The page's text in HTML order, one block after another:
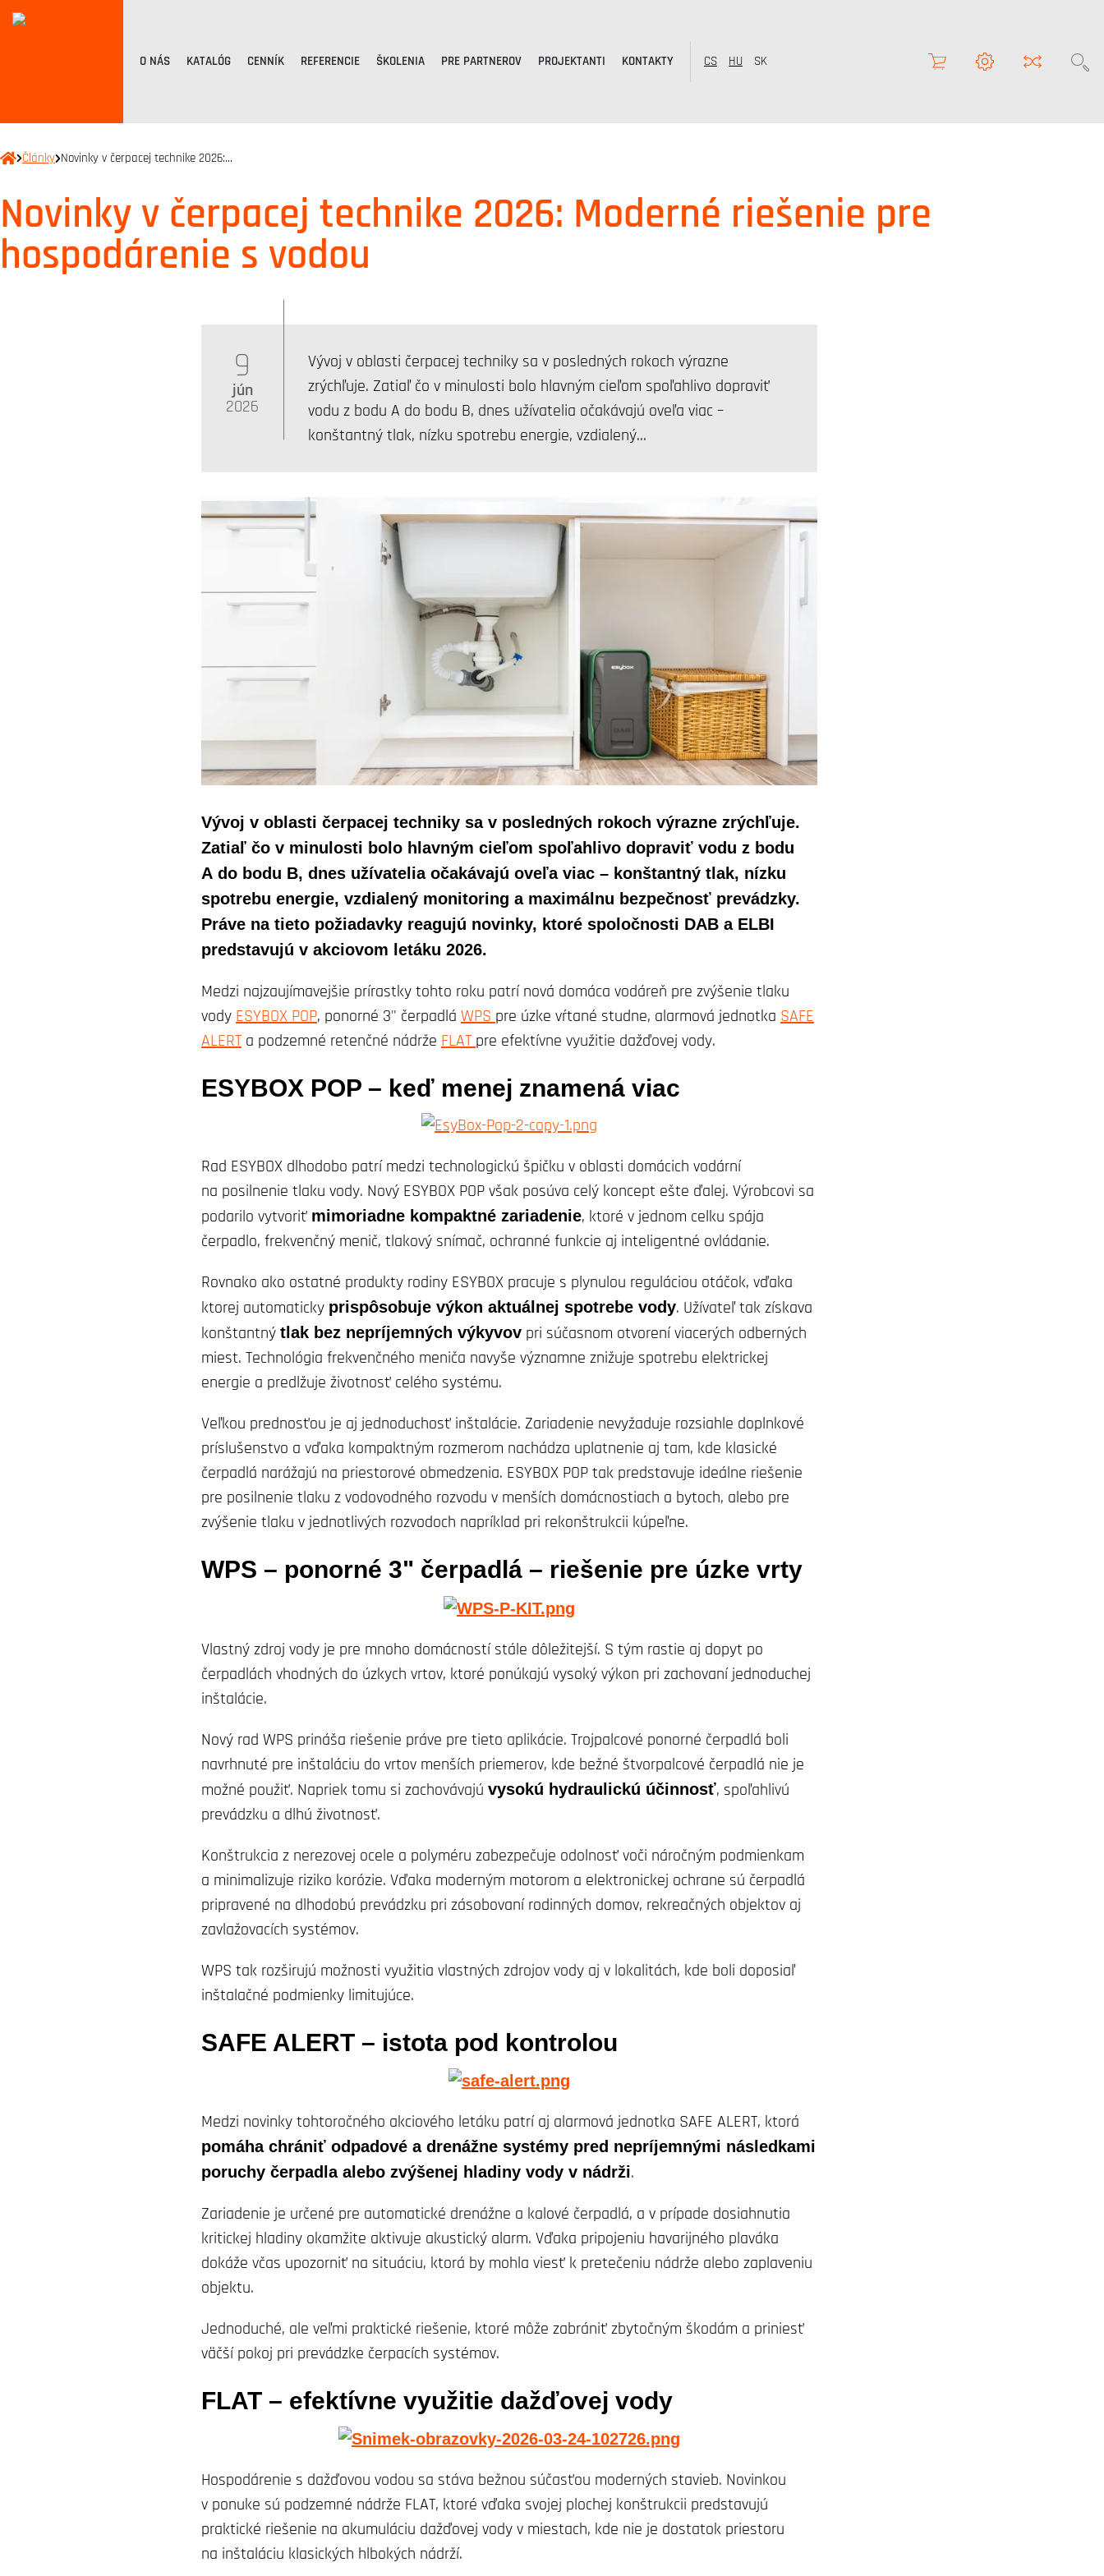
O NÁS KATALÓG CENNÍK REFERENCIE ŠKOLENIA PRE PARTNEROV PROJEKTANTI KONTAKTY CS HU SK
Články Novinky v čerpacej technike 2026:…
Novinky v čerpacej technike 2026: Moderné riešenie pre
hospodárenie s vodou
9
jún
2026
Vývoj v oblasti čerpacej techniky sa v posledných rokoch výrazne
zrýchľuje. Zatiaľ čo v minulosti bolo hlavným cieľom spoľahlivo dopraviť
vodu z bodu A do bodu B, dnes užívatelia očakávajú oveľa viac –
konštantný tlak, nízku spotrebu energie, vzdialený…
Vývoj v oblasti čerpacej techniky sa v posledných rokoch výrazne zrýchľuje.
Zatiaľ čo v minulosti bolo hlavným cieľom spoľahlivo dopraviť vodu z bodu
A do bodu B, dnes užívatelia očakávajú oveľa viac – konštantný tlak, nízku
spotrebu energie, vzdialený monitoring a maximálnu bezpečnosť prevádzky.
Práve na tieto požiadavky reagujú novinky, ktoré spoločnosti DAB a ELBI
predstavujú v akciovom letáku 2026.
Medzi najzaujímavejšie prírastky tohto roku patrí nová domáca vodáreň pre zvýšenie tlaku
vody ESYBOX POP, ponorné 3" čerpadlá WPS pre úzke vŕtané studne, alarmová jednotka SAFE
ALERT a podzemné retenčné nádrže FLAT pre efektívne využitie dažďovej vody.
ESYBOX POP – keď menej znamená viac
Rad ESYBOX dlhodobo patrí medzi technologickú špičku v oblasti domácich vodární
na posilnenie tlaku vody. Nový ESYBOX POP však posúva celý koncept ešte ďalej. Výrobcovi sa
podarilo vytvoriť mimoriadne kompaktné zariadenie, ktoré v jednom celku spája
čerpadlo, frekvenčný menič, tlakový snímač, ochranné funkcie aj inteligentné ovládanie.
Rovnako ako ostatné produkty rodiny ESYBOX pracuje s plynulou reguláciou otáčok, vďaka
ktorej automaticky prispôsobuje výkon aktuálnej spotrebe vody. Užívateľ tak získava
konštantný tlak bez nepríjemných výkyvov pri súčasnom otvorení viacerých odberných
miest. Technológia frekvenčného meniča navyše významne znižuje spotrebu elektrickej
energie a predlžuje životnosť celého systému.
Veľkou prednosťou je aj jednoduchosť inštalácie. Zariadenie nevyžaduje rozsiahle doplnkové
príslušenstvo a vďaka kompaktným rozmerom nachádza uplatnenie aj tam, kde klasické
čerpadlá narážajú na priestorové obmedzenia. ESYBOX POP tak predstavuje ideálne riešenie
pre posilnenie tlaku z vodovodného rozvodu v menších domácnostiach a bytoch, alebo pre
zvýšenie tlaku v jednotlivých rozvodoch napríklad pri rekonštrukcii kúpeľne.
WPS – ponorné 3" čerpadlá – riešenie pre úzke vrty
Vlastný zdroj vody je pre mnoho domácností stále dôležitejší. S tým rastie aj dopyt po
čerpadlách vhodných do úzkych vrtov, ktoré ponúkajú vysoký výkon pri zachovaní jednoduchej
inštalácie.
Nový rad WPS prináša riešenie práve pre tieto aplikácie. Trojpalcové ponorné čerpadlá boli
navrhnuté pre inštaláciu do vrtov menších priemerov, kde bežné štvorpalcové čerpadlá nie je
možné použiť. Napriek tomu si zachovávajú vysokú hydraulickú účinnosť, spoľahlivú
prevádzku a dlhú životnosť.
Konštrukcia z nerezovej ocele a polyméru zabezpečuje odolnosť voči náročným podmienkam
a minimalizuje riziko korózie. Vďaka moderným motorom a elektronickej ochrane sú čerpadlá
pripravené na dlhodobú prevádzku pri zásobovaní rodinných domov, rekreačných objektov aj
zavlažovacích systémov.
WPS tak rozširujú možnosti využitia vlastných zdrojov vody aj v lokalitách, kde boli doposiaľ
inštalačné podmienky limitujúce.
SAFE ALERT – istota pod kontrolou
Medzi novinky tohtoročného akciového letáku patrí aj alarmová jednotka SAFE ALERT, ktorá
pomáha chrániť odpadové a drenážne systémy pred nepríjemnými následkami
poruchy čerpadla alebo zvýšenej hladiny vody v nádrži.
Zariadenie je určené pre automatické drenážne a kalové čerpadlá, a v prípade dosiahnutia
kritickej hladiny okamžite aktivuje akustický alarm. Vďaka pripojeniu havarijného plaváka
dokáže včas upozorniť na situáciu, ktorá by mohla viesť k pretečeniu nádrže alebo zaplaveniu
objektu.
Jednoduché, ale veľmi praktické riešenie, ktoré môže zabrániť zbytočným škodám a priniesť
väčší pokoj pri prevádzke čerpacích systémov.
FLAT – efektívne využitie dažďovej vody
Hospodárenie s dažďovou vodou sa stáva bežnou súčasťou moderných stavieb. Novinkou
v ponuke sú podzemné nádrže FLAT, ktoré vďaka svojej plochej konštrukcii predstavujú
praktické riešenie na akumuláciu dažďovej vody v miestach, kde nie je dostatok priestoru
na inštaláciu klasických hlbokých nádrží.